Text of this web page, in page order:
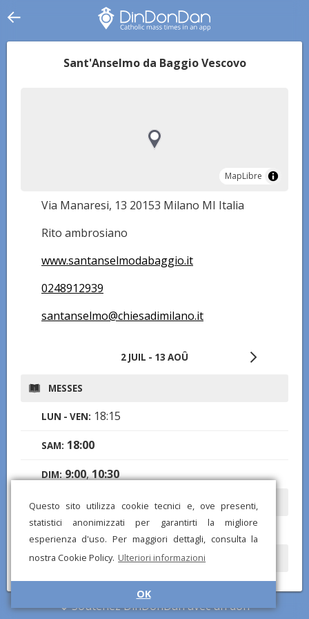
Questo sito utilizza cookie tecnici e, ove presenti,
statistici anonimizzati per garantirti la migliore
esperienza d'uso. Per maggiori dettagli, consulta la
nostra Cookie Policy. Ulteriori informazioni
OK
Sant'Anselmo da Baggio Vescovo
MapLibre
MapLibre
Via Manaresi, 13 20153 Milano MI Italia
Rito ambrosiano
www.santanselmodabaggio.it
0248912939
santanselmo@chiesadimilano.it
2 JUIL - 13 AOÛ
MESSES
LUN - VEN: 18:15
SAM: 18:00
DIM: 9:00,10:30
CONFESSIONS
16:00-17:30
HEURES D'OUVERTURE
8:00-19:00
ADORATION EUCHARISTIQUE
Soutenez DinDonDan avec un don